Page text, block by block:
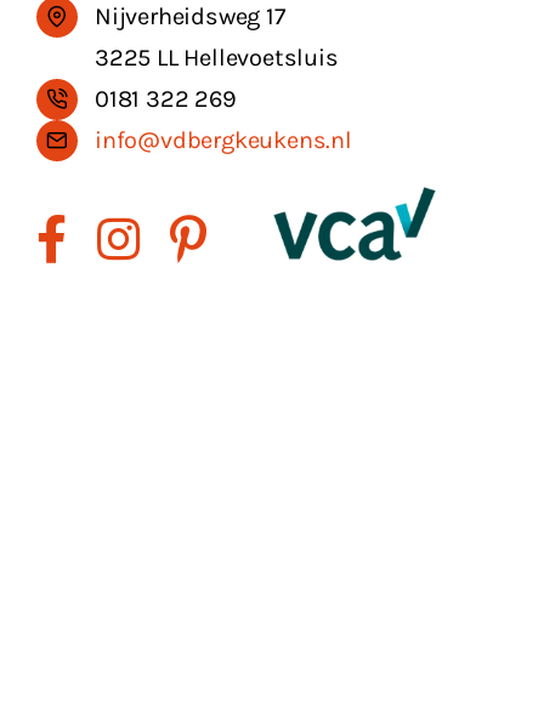
Nijverheidsweg 17
3225 LL Hellevoetsluis
0181 322 269
info@vdbergkeukens.nl